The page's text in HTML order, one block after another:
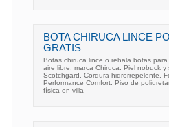
BOTA CHIRUCA LINCE
GRATIS
Botas chiruca lince o rehala botas
aire libre, marca Chiruca. Piel nobuck y
Scotchgard. Cordura hidrorrepelente.
Performance Comfort. Piso de
física en villa